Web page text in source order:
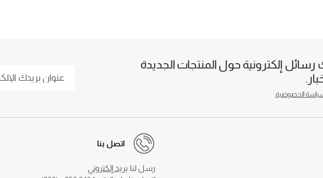
إلكترونية حول المنتجات الجديدة
الخصوصية.
اتصل بنا
رسل لنا بريد إلكتروني